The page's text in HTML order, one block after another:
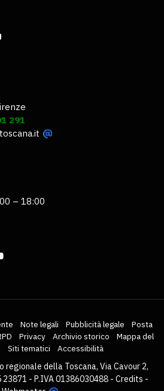
291
– 18:00
Note legali Pubblicità legale
Posta
Privacy Archivio storico
Mappa del
Siti tematici
Accessibilità
della Toscana, Via Cavour 2,
23871 - P.IVA 01386030488 - Credits -